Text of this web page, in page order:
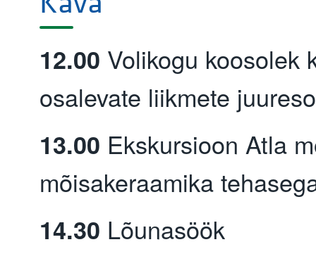
12.00 Volikogu koosolek
osalevate liikmete
13.00 Ekskursioon Atla
mõisakeraamika
14.30 Lõunasöök